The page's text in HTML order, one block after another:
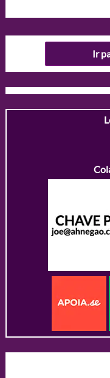
Ir